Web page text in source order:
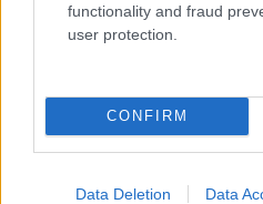
functionality and fraud
user protection.
CONFIRM
Data Deletion Data
Az energiaellátás
előrébb hozták a Brest Bretagne